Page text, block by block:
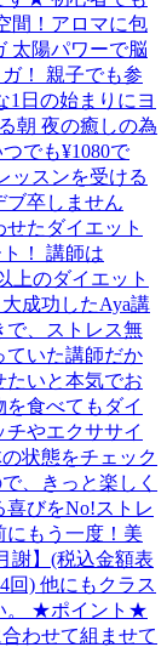
間！アロマに包
太陽パワーで脳
！ 親子でも参
日の始まりにヨ
朝 夜の癒しの為
でも¥1080で
ッスンを受ける
卒しません
たダイエット
！ 講師は
上のダイエット
成功したAya講
で、ストレス無
ていた講師だか
たいと本気でお
食べてもダイ
やエクササイ
状態をチェック
、きっと楽しく
びをNo!ストレ
にもう一度！美
謝】(税込金額表
回) 他にもクラス
。 ★ポイント★
わせて組ませて